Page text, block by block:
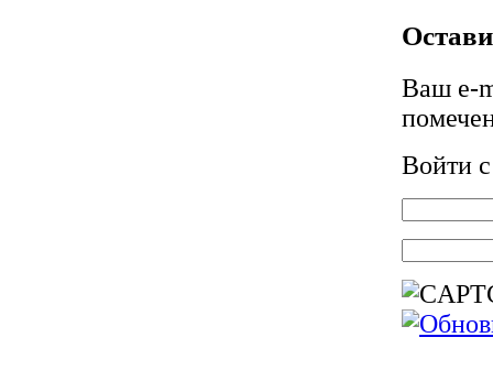
Ваш e-
Войти